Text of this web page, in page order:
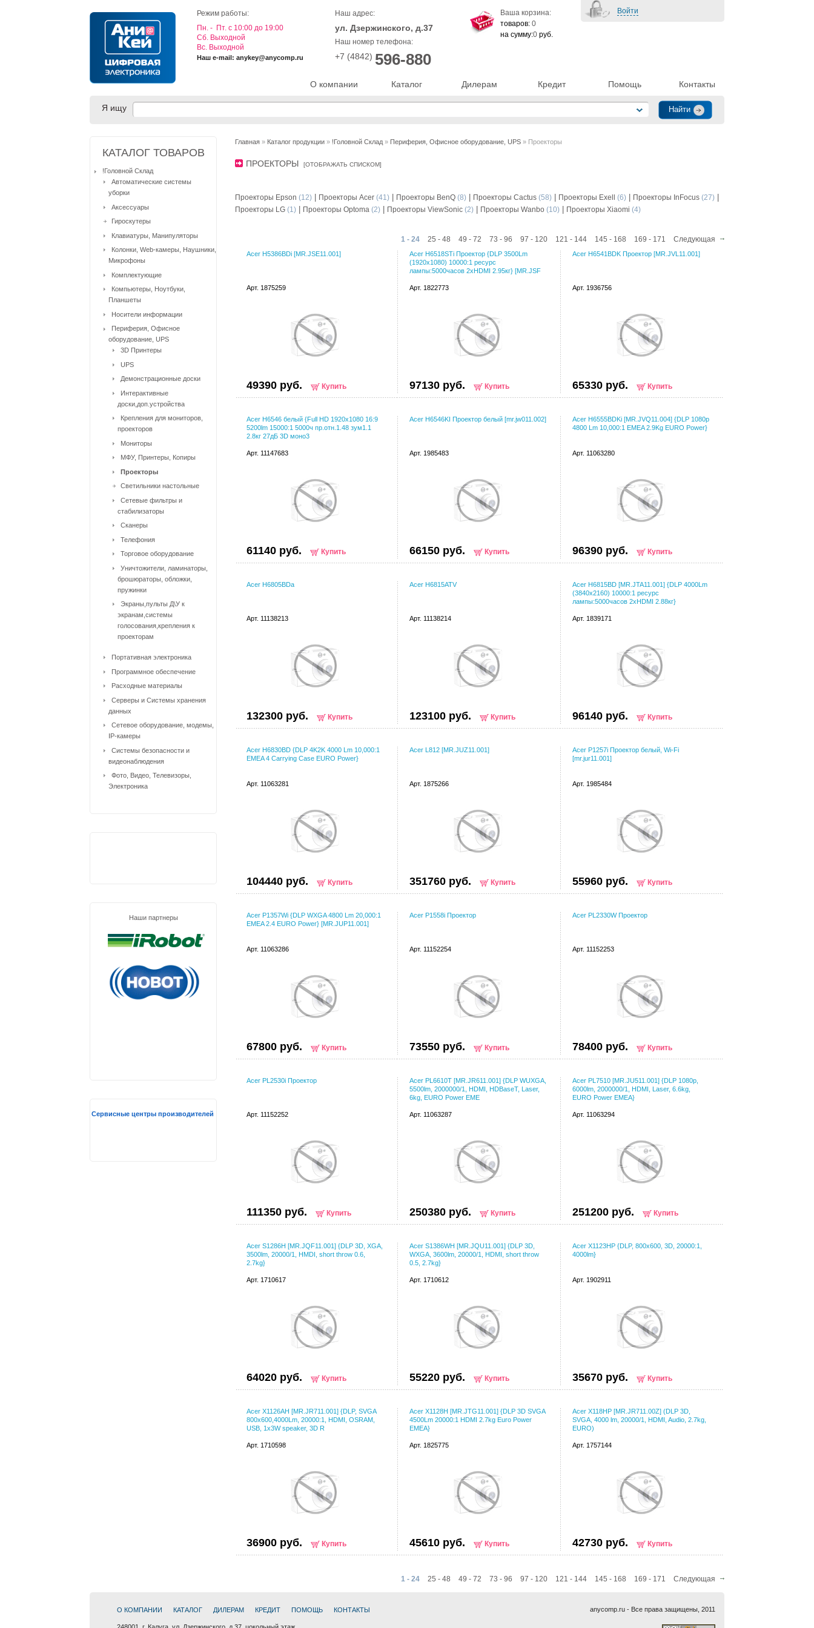
О компании Каталог Дилерам Кредит Помощь Контакты
Режим работы:
Пн. - Пт. с 10:00 до 19:00
Cб. Выходной
Вс. Выходной
Наш e-mail: anykey@anycomp.ru
Наш адрес:
ул. Дзержинского, д.37
Наш номер телефона:
+7 (4842) 596-880
Войти
Ваша корзина:
товаров: 0
на сумму:0 руб.
Я ищу
Главная » Каталог продукции » !Головной Склад » Периферия, Офисное оборудование, UPS » Проекторы
ПРОЕКТОРЫ [ОТОБРАЖАТЬ СПИСКОМ]
Проекторы Epson (12) Проекторы Acer (41) Проекторы BenQ (8) Проекторы Cactus (58) Проекторы Exell (6) Проекторы InFocus (27)
Проекторы LG (1) Проекторы Optoma (2) Проекторы ViewSonic (2) Проекторы Wanbo (10) Проекторы Xiaomi (4)
1 - 24 25 - 48 49 - 72 73 - 96 97 - 120 121 - 144 145 - 168 169 - 171 Следующая
Acer H5386BDi [MR.JSE11.001]
Арт. 1875259
49390 руб. Купить
Acer H6518STi Проектор {DLP 3500Lm
(1920x1080) 10000:1 ресурс
лампы:5000часов 2xHDMI 2.95кг} [MR.JSF
Арт. 1822773
97130 руб. Купить
Acer H6541BDK Проектор [MR.JVL11.001]
Арт. 1936756
65330 руб. Купить
Acer H6546 белый {Full HD 1920x1080 16:9
5200lm 15000:1 5000ч пр.отн.1.48 зум1.1
2.8кг 27дБ 3D моно3
Арт. 11147683
61140 руб. Купить
Acer H6546KI Проектор белый [mr.jw011.002]
Арт. 1985483
66150 руб. Купить
Acer H6555BDKi [MR.JVQ11.004] {DLP 1080p
4800 Lm 10,000:1 EMEA 2.9Kg EURO Power}
Арт. 11063280
96390 руб. Купить
Acer H6805BDa
Арт. 11138213
132300 руб. Купить
Acer H6815ATV
Арт. 11138214
123100 руб. Купить
Acer H6815BD [MR.JTA11.001] {DLP 4000Lm
(3840x2160) 10000:1 ресурс
лампы:5000часов 2xHDMI 2.88кг}
Арт. 1839171
96140 руб. Купить
Acer H6830BD {DLP 4K2K 4000 Lm 10,000:1
EMEA 4 Carrying Case EURO Power}
Арт. 11063281
104440 руб. Купить
Acer L812 [MR.JUZ11.001]
Арт. 1875266
351760 руб. Купить
Acer P1257i Проектор белый, Wi-Fi
[mr.jur11.001]
Арт. 1985484
55960 руб. Купить
Acer P1357Wi {DLP WXGA 4800 Lm 20,000:1
EMEA 2.4 EURO Power} [MR.JUP11.001]
Арт. 11063286
67800 руб. Купить
Acer P1558i Проектор
Арт. 11152254
73550 руб. Купить
Acer PL2330W Проектор
Арт. 11152253
78400 руб. Купить
Acer PL2530i Проектор
Арт. 11152252
111350 руб. Купить
Acer PL6610T [MR.JR611.001] {DLP WUXGA,
5500lm, 2000000/1, HDMI, HDBaseT, Laser,
6kg, EURO Power EME
Арт. 11063287
250380 руб. Купить
Acer PL7510 [MR.JU511.001] {DLP 1080p,
6000lm, 2000000/1, HDMI, Laser, 6.6kg,
EURO Power EMEA}
Арт. 11063294
251200 руб. Купить
Acer S1286H [MR.JQF11.001] {DLP 3D, XGA,
3500lm, 20000/1, HMDI, short throw 0.6,
2.7kg}
Арт. 1710617
64020 руб. Купить
Acer S1386WH [MR.JQU11.001] {DLP 3D,
WXGA, 3600lm, 20000/1, HDMI, short throw
0.5, 2.7kg}
Арт. 1710612
55220 руб. Купить
Acer X1123HP {DLP, 800x600, 3D, 20000:1,
4000lm}
Арт. 1902911
35670 руб. Купить
Acer X1126AH [MR.JR711.001] {DLP, SVGA
800x600,4000Lm, 20000:1, HDMI, OSRAM,
USB, 1x3W speaker, 3D R
Арт. 1710598
36900 руб. Купить
Acer X1128H [MR.JTG11.001] {DLP 3D SVGA
4500Lm 20000:1 HDMI 2.7kg Euro Power
EMEA}
Арт. 1825775
45610 руб. Купить
Acer X118HP [MR.JR711.00Z] (DLP 3D,
SVGA, 4000 lm, 20000/1, HDMI, Audio, 2.7kg,
EURO)
Арт. 1757144
42730 руб. Купить
1 - 24 25 - 48 49 - 72 73 - 96 97 - 120 121 - 144 145 - 168 169 - 171 Следующая
КАТАЛОГ ТОВАРОВ
!Головной Склад
Автоматические системы
уборки
Аксессуары
Гироскутеры
Клавиатуры, Манипуляторы
Колонки, Web-камеры, Наушники,
Микрофоны
Комплектующие
Компьютеры, Ноутбуки,
Планшеты
Носители информации
Периферия, Офисное
оборудование, UPS
3D Принтеры
UPS
Демонстрационные доски
Интерактивные
доски,доп.устройства
Крепления для мониторов,
проекторов
Мониторы
МФУ, Принтеры, Копиры
Проекторы
Светильники настольные
Сетевые фильтры и
стабилизаторы
Сканеры
Телефония
Торговое оборудование
Уничтожители, ламинаторы,
брошюраторы, обложки,
пружинки
Экраны,пульты Д\У к
экранам,системы
голосования,крепления к
проекторам
Портативная электроника
Программное обеспечение
Расходные материалы
Серверы и Системы хранения
данных
Сетевое оборудование, модемы,
IP-камеры
Системы безопасности и
видеонаблюдения
Фото, Видео, Телевизоры,
Электроника
Наши партнеры
Сервисные центры производителей
О КОМПАНИИ КАТАЛОГ ДИЛЕРАМ КРЕДИТ ПОМОЩЬ КОНТАКТЫ anycomp.ru - Все права защищены, 2011